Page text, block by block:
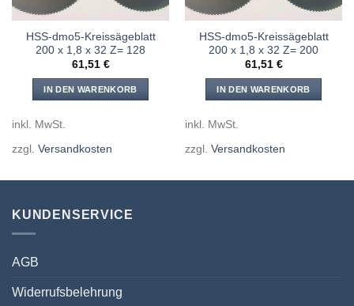
HSS-dmo5-Kreissägeblatt
200 x 1,8 x 32 Z= 128
61,51 €
IN DEN WARENKORB
inkl. MwSt.
zzgl. Versandkosten
HSS-dmo5-Kreissägeblatt
200 x 1,8 x 32 Z= 200
61,51 €
IN DEN WARENKORB
inkl. MwSt.
zzgl. Versandkosten
KUNDENSERVICE
AGB
Widerrufsbelehrung